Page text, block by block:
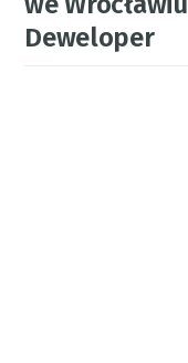
Deweloper